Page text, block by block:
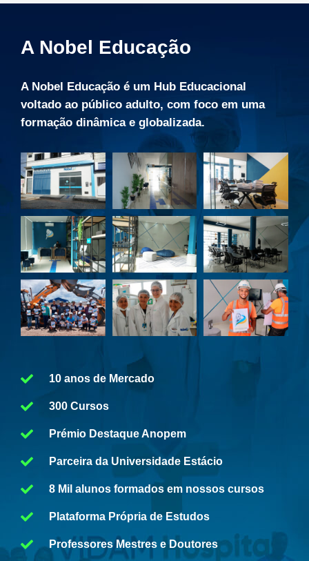
A Nobel Educação
A Nobel Educação é um Hub Educacional
voltado ao público adulto, com foco em uma
formação dinâmica e globalizada.
10 anos de Mercado
300 Cursos
Prémio Destaque Anopem
Parceira da Universidade Estácio
8 Mil alunos formados em nossos cursos
Plataforma Própria de Estudos
Professores Mestres e Doutores